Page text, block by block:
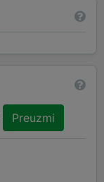
Preuzmi